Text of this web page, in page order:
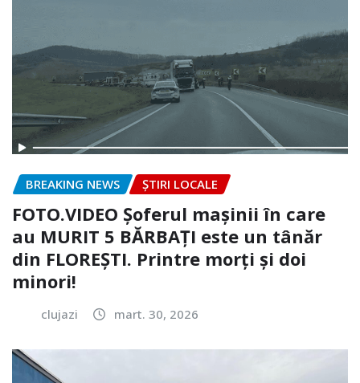
BREAKING NEWS ȘTIRI LOCALE
FOTO.VIDEO Șoferul mașinii în care
au MURIT 5 BĂRBAȚI este un tânăr
din FLOREȘTI. Printre morți și doi
minori!
clujazi mart. 30, 2026